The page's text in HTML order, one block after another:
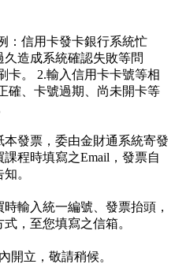
：信用卡發卡銀行系統忙
造成系統確認失敗等問
卡。 2.輸入信用卡卡號等相
確、卡號過期、尚未開卡等
發票，委由金財通系統寄發
程時填寫之Email，發票自
。
輸入統一編號、發票抬頭，
，至您填寫之信箱。
開立，敬請稍候。